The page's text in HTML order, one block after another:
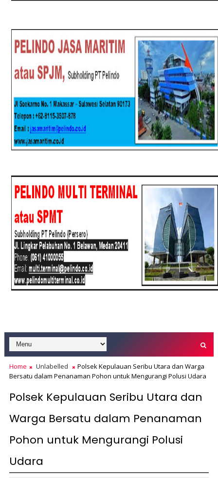
Home Unlabelled
Polsek Kepulauan Seribu Utara dan Warga
Bersatu dalam Penanaman Pohon untuk Mengurangi Polusi Udara
Polsek Kepulauan Seribu Utara dan
Warga Bersatu dalam Penanaman
Pohon untuk Mengurangi Polusi
Udara